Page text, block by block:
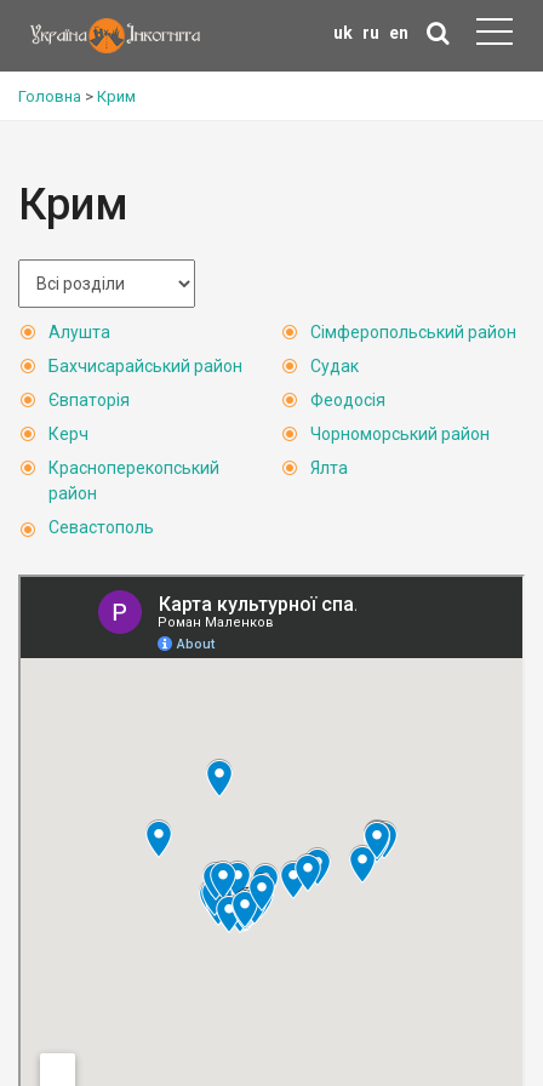
uk ru en
Головна > Крим
Крим
Алушта
Бахчисарайський район
Євпаторія
Керч
Красноперекопський
район
Севастополь
Сімферопольський район
Судак
Феодосія
Чорноморський район
Ялта